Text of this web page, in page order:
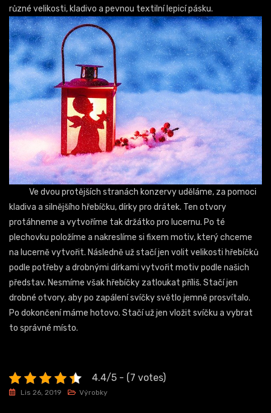
různé velikosti, kladivo a pevnou textilní lepicí pásku.
Ve dvou protějších stranách konzervy uděláme, za pomoci
kladiva a silnějšího hřebíčku, dírky pro drátek. Ten otvory
protáhneme a vytvoříme tak držátko pro lucernu. Po té
plechovku položíme a nakreslíme si fixem motiv, který chceme
na lucerně vytvořit. Následně už stačí jen volit velikosti hřebíčků
podle potřeby a drobnými dírkami vytvořit motiv podle našich
představ. Nesmíme však hřebíčky zatloukat příliš. Stačí jen
drobné otvory, aby po zapálení svíčky světlo jemně prosvítalo.
Po dokončení máme hotovo. Stačí už jen vložit svíčku a vybrat
to správné místo.
4.4/5 - (7 votes)
Lis 26, 2019 Výrobky